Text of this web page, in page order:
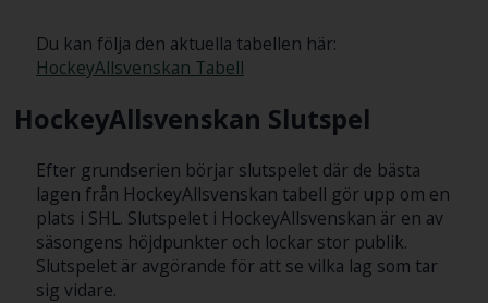
Du kan följa den aktuella tabellen här:
HockeyAllsvenskan Tabell
HockeyAllsvenskan Slutspel
Efter grundserien börjar slutspelet där de bästa
lagen från HockeyAllsvenskan tabell gör upp om en
plats i SHL. Slutspelet i HockeyAllsvenskan är en av
säsongens höjdpunkter och lockar stor publik.
Slutspelet är avgörande för att se vilka lag som tar
sig vidare.